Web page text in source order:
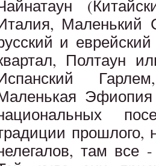
Маленький
и
Полтаун
прошлого,
там все